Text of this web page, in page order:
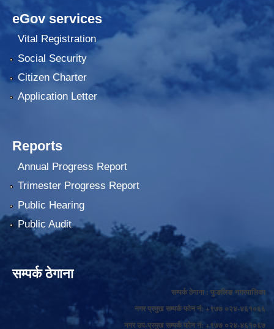
eGov services
Vital Registration
Social Security
Citizen Charter
Application Letter
Reports
Annual Progress Report
Trimester Progress Report
Public Hearing
Public Audit
सम्पर्क ठेगाना
सम्पर्क ठेगाना : फुङलिङ नगरपालिका
नगर प्रमुख सम्पर्क फोन नं: +९७७ ०२४-४६१०६६
नगर उप-प्रमुख सम्पर्क फोन नं: +९७७ ०२४-४६१०६७